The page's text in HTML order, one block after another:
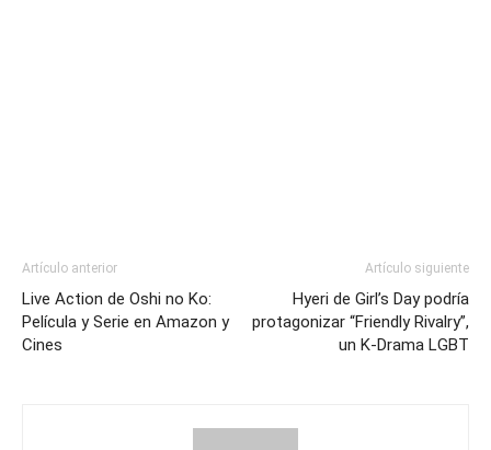
Artículo anterior
Live Action de Oshi no Ko:
Película y Serie en Amazon y
Cines
Artículo siguiente
Hyeri de Girl’s Day podría
protagonizar “Friendly Rivalry”,
un K-Drama LGBT